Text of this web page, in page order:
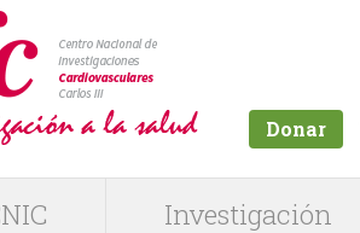
Donar
Investigación